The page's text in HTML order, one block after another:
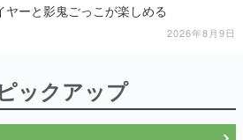
ヤーと影鬼ごっこが楽しめる
2026年8月9日
ックアップ